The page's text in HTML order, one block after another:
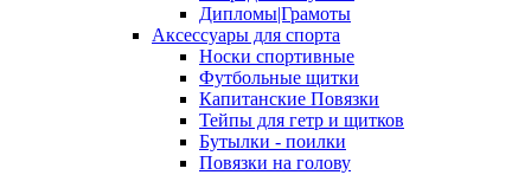
Дипломы|Грамоты
Аксессуары для спорта
Носки спортивные
Футбольные щитки
Капитанские Повязки
Тейпы для гетр и щитков
Бутылки - поилки
Повязки на голову